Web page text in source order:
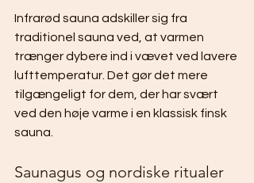
Infrarød sauna adskiller sig fra
traditionel sauna ved, at varmen
trænger dybere ind i vævet ved lavere
lufttemperatur. Det gør det mere
tilgængeligt for dem, der har svært
ved den høje varme i en klassisk finsk
sauna.
Saunagus og nordiske ritualer